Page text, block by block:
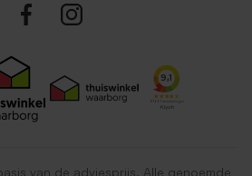
van de adviesprijs. Alle genoemde